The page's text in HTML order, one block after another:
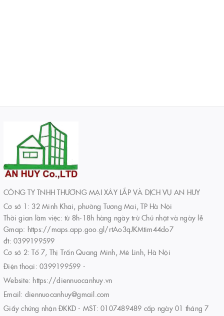
CÔNG TY TNHH THƯƠNG MẠI XÂY LẮP VÀ DỊCH VỤ AN HUY
Cơ sở 1: 32 Minh Khai, phường Tương Mai, TP Hà Nội
Thời gian làm việc: từ 8h-18h hàng ngày trừ Chủ nhật và ngày lễ
Gmap: https://maps.app.goo.gl/rtAo3qJKMtim44do7
đt: 0399199599
Cơ sở 2: Tổ 7, Thị Trấn Quang Minh, Mê Linh, Hà Nội
Điện thoại: 0399199599 -
Website: https://diennuocanhuy.vn
Email: diennuocanhuy@gmail.com
Giấy chứng nhận ĐKKD - MST: 0107489489 cấp ngày 01 tháng 7